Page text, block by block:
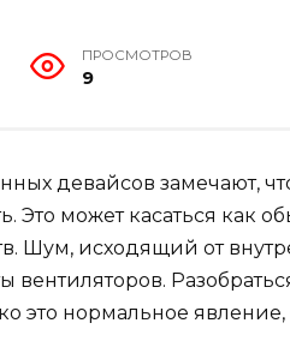
ПРОСМОТРОВ
9
девайсов замечают,
Это может касаться как
Шум, исходящий от
вентиляторов.
это нормальное явление,